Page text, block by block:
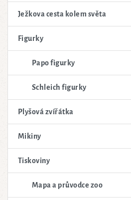
Ježkova cesta kolem světa
Figurky
Papo figurky
Schleich figurky
Plyšová zvířátka
Mikiny
Tiskoviny
Mapa a průvodce zoo